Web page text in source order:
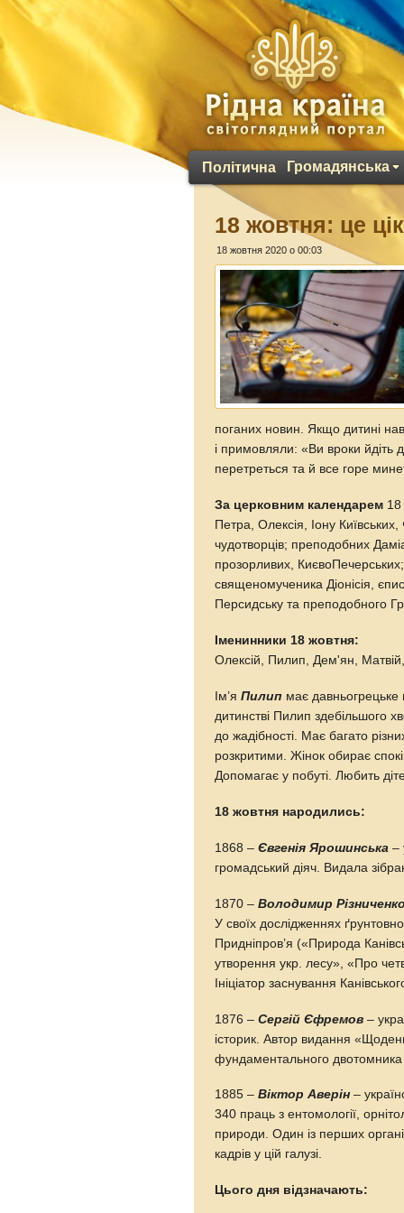
Політична Громадянська
18 жовтня: це
18 жовтня 2020 о 00:03
поганих новин. Якщо дитині
і примовляли: «Ви вроки йдіть
перетреться та й все горе
За церковним календарем
Петра, Олексія, Іону
чудотворців; преподобних
прозорливих,
священомученика Діонісія,
Персидську та преподобного
Іменинники 18 жовтня:
Олексій, Пилип, Дем'ян,
Ім’яПилип має
дитинстві Пилип здебільшого
до жадібності. Має багато
розкритими. Жінок обирає
Допомагає у побуті. Любить
18 жовтня народились:
1868 –Євгенія Ярошинська –
громадський діяч. Видала
1870 –Володимир
У своїх дослідженнях
Придніпров’я («Природа
утворення укр. лесу», «Про
Ініціатор заснування
1876 –Сергій Єфремов –
історик. Автор видання
фундаментального двотомника
1885 –Віктор Аверін –
340 праць з ентомології,
природи. Один із перших
кадрів у цій галузі.
Цього дня відзначають: